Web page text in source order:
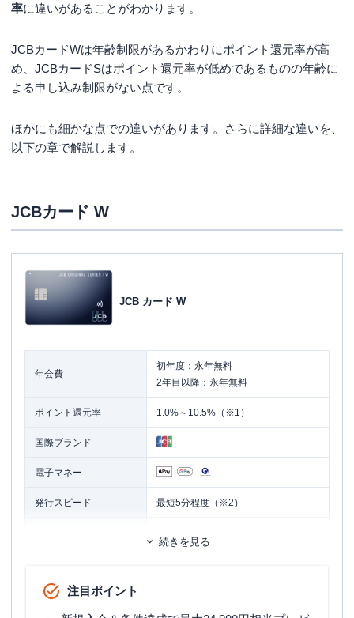
率に違いがあることがわかります。
JCBカードWは年齢制限があるかわりにポイント還元率が高
め、JCBカードSはポイント還元率が低めであるものの年齢に
よる申し込み制限がない点です。
ほかにも細かな点での違いがあります。さらに詳細な違いを、
以下の章で解説します。
JCBカード W
JCB カード W
年会費
初年度：永年無料
2年目以降：永年無料
ポイント還元率 1.0%～10.5%（※1）
国際ブランド
電子マネー
発行スピード 最短5分程度（※2）
家族カード
続きを見る
注目ポイント